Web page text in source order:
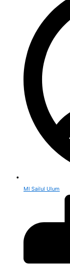
MI Sailul Ulum